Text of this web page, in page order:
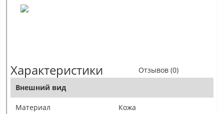
Характеристики
Отзывов (0)
Внешний вид
Материал
Кожа